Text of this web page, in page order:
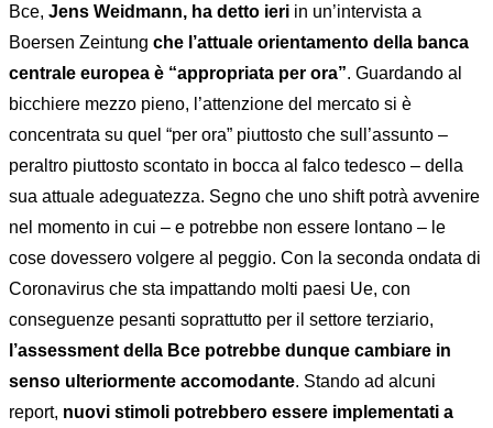
Bce, Jens Weidmann, ha detto ieri in un’intervista a
Boersen Zeintung che l’attuale orientamento della banca
centrale europea è “appropriata per ora”. Guardando al
bicchiere mezzo pieno, l’attenzione del mercato si è
concentrata su quel “per ora” piuttosto che sull’assunto –
peraltro piuttosto scontato in bocca al falco tedesco – della
sua attuale adeguatezza. Segno che uno shift potrà avvenire
nel momento in cui – e potrebbe non essere lontano – le
cose dovessero volgere al peggio. Con la seconda ondata di
Coronavirus che sta impattando molti paesi Ue, con
conseguenze pesanti soprattutto per il settore terziario,
l’assessment della Bce potrebbe dunque cambiare in
senso ulteriormente accomodante. Stando ad alcuni
report, nuovi stimoli potrebbero essere implementati a